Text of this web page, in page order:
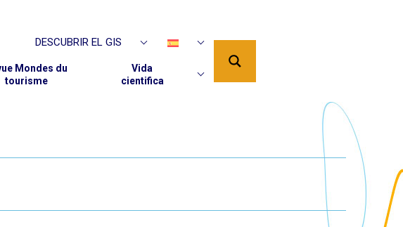
DESCUBRIR EL GIS
PRESENTACIÓN
PROYECTO CIENTÍFICO
SOCIOS
Mondes du
tourisme
Vida
cientifica
PROYECTOS
EDITIONS ISTE